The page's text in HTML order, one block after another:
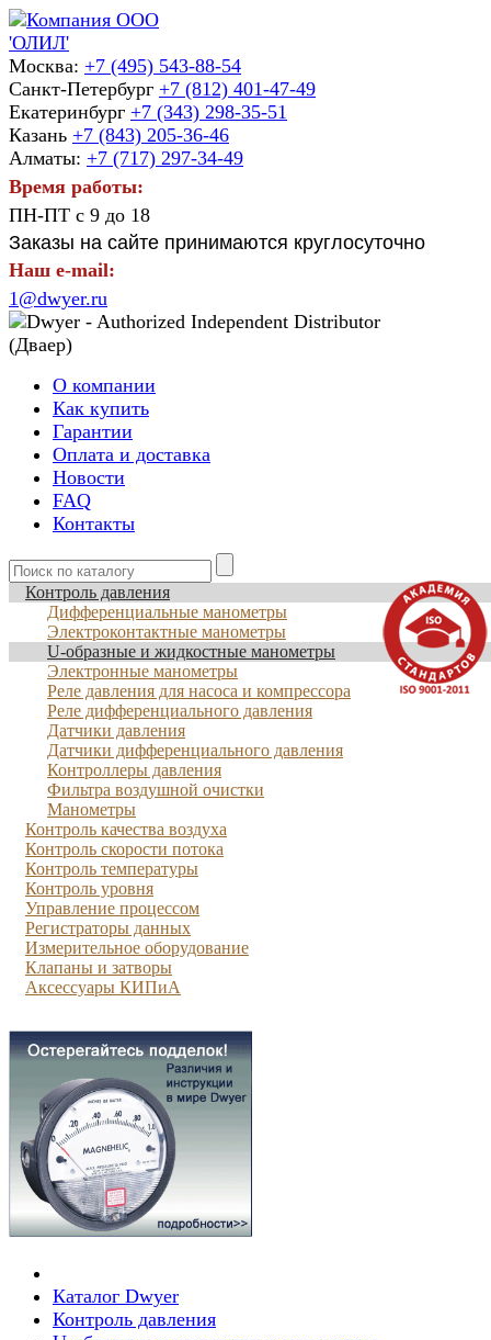
Москва: +7 (495) 543-88-54
Санкт-Петербург +7 (812) 401-47-49
Екатеринбург +7 (343) 298-35-51
Казань +7 (843) 205-36-46
Алматы: +7 (717) 297-34-49
Время работы:
ПН-ПТ с 9 до 18
Заказы на сайте принимаются круглосуточно
Наш e-mail:
1@dwyer.ru
О компании
Как купить
Гарантии
Оплата и доставка
Новости
FAQ
Контакты
Контроль давления
Дифференциальные манометры
Электроконтактные манометры
U-образные и жидкостные манометры
Электронные манометры
Реле давления для насоса и компрессора
Реле дифференциального давления
Датчики давления
Датчики дифференциального давления
Контроллеры давления
Фильтра воздушной очистки
Манометры
Контроль качества воздуха
Контроль скорости потока
Контроль температуры
Контроль уровня
Управление процессом
Регистраторы данных
Измерительное оборудование
Клапаны и затворы
Аксессуары КИПиА
Каталог Dwyer
Контроль давления